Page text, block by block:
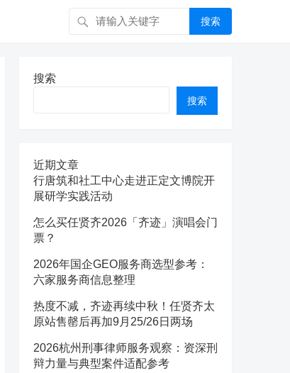
搜索
搜索
搜索
近期文章
行唐筑和社工中心走进正定文博院开
展研学实践活动
怎么买任贤齐2026「齐迹」演唱会门
票？
2026年国企GEO服务商选型参考：
六家服务商信息整理
热度不减，齐迹再续中秋！任贤齐太
原站售罄后再加9月25/26日两场
2026杭州刑事律师服务观察：资深刑
辩力量与典型案件适配参考